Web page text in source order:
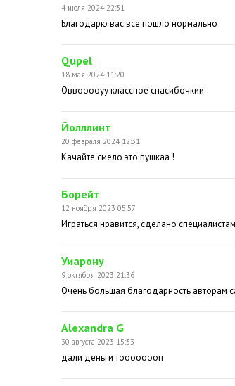
4 июля 2024 22:31
Благодарю вас все пошло нормально
Qupel
18 мая 2024 11:20
Оввооооуу классное спасибочкии
Йолллинт
20 февраля 2024 12:31
Качайте смело это пушкаа !
Борейт
12 ноября 2023 05:57
Играться нравится, сделано
Уиарону
9 октября 2023 21:36
Очень большая благодарность авторам
Alexandra G
30 августа 2023 15:33
дали деньги тоооооооп